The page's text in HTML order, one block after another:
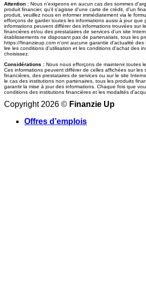
Attention : Nous n'exigeons en aucun cas des sommes
produit financier, qu'il s'agisse d'une carte de crédit, d'un
produit, veuillez nous en informer immédiatement via le
efforçons de garder toutes les informations aussi à jour que
informations peuvent différer des informations trouvées sur
financières et/ou des prestataires de services d'un site
établissements ne disposant pas de partenariats, tous les
https://finanzieup.com n'ont aucune garantie d'actualité des
lire les conditions d'utilisation et les conditions d'achat des
choisissez.
Considérations : Nous nous efforçons de maintenir toutes
Ces informations peuvent différer de celles affichées sur les
financières, des prestataires de services ou sur le site
le cas des institutions non partenaires, tous les produits
garantir la mise à jour des informations. Chaque fois que
conditions des institutions financières et les modalités
Copyright 2026 © Finanzie Up
Offres d’emplois